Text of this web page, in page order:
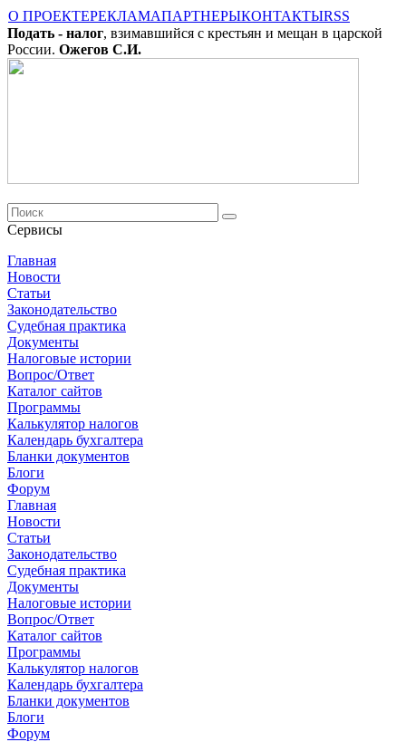
О ПРОЕКТЕРЕКЛАМАПАРТНЕРЫКОНТАКТЫRSS
Подать - налог, взимавшийся с крестьян и мещан в царской
России. Ожегов С.И.
Сервисы
Главная
Новости
Cтатьи
Законодательство
Судебная практика
Документы
Налоговые истории
Вопрос/Ответ
Каталог сайтов
Программы
Калькулятор налогов
Календарь бухгалтера
Бланки документов
Блоги
Форум
Главная
Новости
Cтатьи
Законодательство
Судебная практика
Документы
Налоговые истории
Вопрос/Ответ
Каталог сайтов
Программы
Калькулятор налогов
Календарь бухгалтера
Бланки документов
Блоги
Форум